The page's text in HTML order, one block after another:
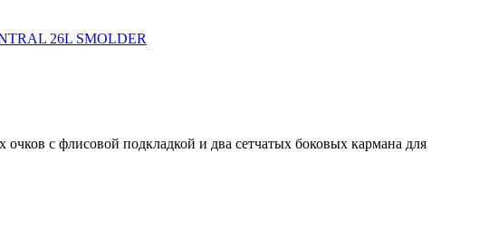
с флисовой подкладкой и два сетчатых боковых кармана для